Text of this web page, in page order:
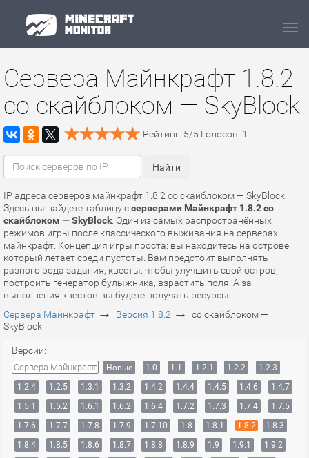
Сервера Майнкрафт 1.8.2
со скайблоком — SkyBlock
Рейтинг: 5/5 Голосов: 1
IP адреса серверов майнкрафт 1.8.2 со скайблоком — SkyBlock.
Здесь вы найдете таблицу ссерверами Майнкрафт 1.8.2 со
скайблоком — SkyBlock . Один из самых распространённых
режимов игры после классического выживания на серверах
майнкрафт. Концепция игры проста: вы находитесь на острове
который летает среди пустоты. Вам предстоит выполнять
разного рода задания, квесты, чтобы улучшить свой остров,
построить генератор булыжника, взрастить поля. А за
выполнения квестов вы будете получать ресурсы.
Сервера Майнкрафт → Версия 1.8.2 →
со скайблоком —
SkyBlock
Версии:
Сервера Майнкрафт Новые 1.0 1.1 1.2.1 1.2.2
1.2.3
1.2.4
1.2.5 1.3.1 1.3.2 1.4.2 1.4.4 1.4.5 1.4.6
1.4.7
1.5.1
1.5.2 1.6.1 1.6.2 1.6.4 1.7.2 1.7.3 1.7.4
1.7.5
1.7.6
1.7.7 1.7.8 1.7.9 1.7.10 1.8 1.8.1 1.8.2
1.8.3
1.8.4
1.8.5 1.8.6 1.8.7 1.8.8 1.8.9 1.9 1.9.1
1.9.2